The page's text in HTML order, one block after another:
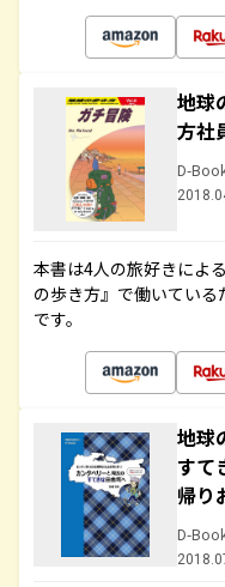
地球
方社
D-
本書は4人の旅好きによ
の歩き方』で働いてい
です。
地球
すて
帰り
D-